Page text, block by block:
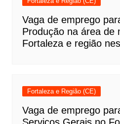
Vaga de emprego
Produção na área de
Fortaleza e região
Fortaleza e Região (CE)
Vaga de emprego